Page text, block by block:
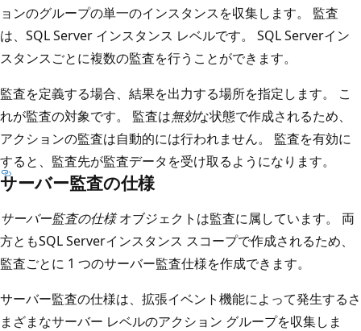
ョンのグループの単一のインスタンスを収集します。 監査
は、SQL Server インスタンス レベルです。 SQL Serverイン
スタンスごとに複数の監査を行うことができます。
監査を定義する場合、結果を出力する場所を指定します。 こ
れが監査の対象です。 監査は無効な状態で作成されるため、
アクションの監査は自動的には行われません。 監査を有効に
すると、監査先が監査データを受け取るようになります。
サーバー監査の仕様
サーバー監査の仕様オブジェクトは監査に属しています。 両
方ともSQL Serverインスタンス スコープで作成されるため、
監査ごとに 1 つのサーバー監査仕様を作成できます。
サーバー監査の仕様は、拡張イベント機能によって発生するさ
まざまなサーバー レベルのアクション グループを収集しま